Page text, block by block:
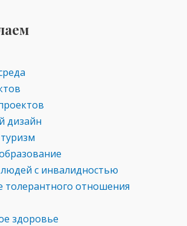
дизайн
с инвалидностью
отношения
здоровье